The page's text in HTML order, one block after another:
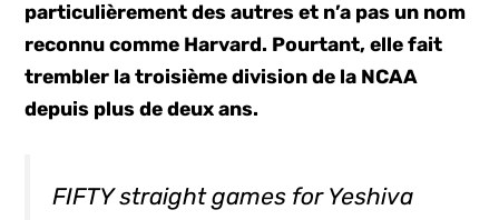
particulièrement des autres et n’a pas un nom
reconnu comme Harvard. Pourtant, elle fait
trembler la troisième division de la NCAA
depuis plus de deux ans.
FIFTY straight games for Yeshiva